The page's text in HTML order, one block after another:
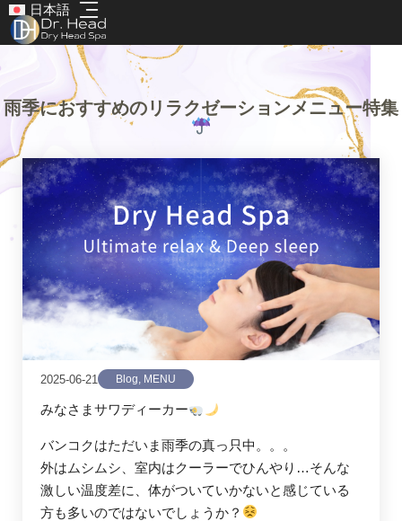
日本語
雨季におすすめのリラクゼーションメニュー特集
2025-06-21 Blog, MENU
みなさまサワディーカー
バンコクはただいま雨季の真っ只中。。。
外はムシムシ、室内はクーラーでひんやり…そんな
激しい温度差に、体がついていかないと感じている
方も多いのではないでしょうか？